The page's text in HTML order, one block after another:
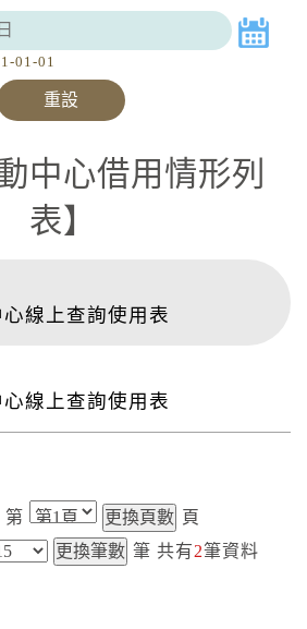
08月09日 23:00
台灣自來水公司
廠高壓電氣設備檢驗 等三合一工
台灣自來水公司
五谷王南街等巷弄汰換管線工
程，施工停水
台灣自來水公司
五谷王南街等巷弄汰換管線工
01-01
中心借用情形列
表
線上查詢使用表
線上查詢使用表
第
頁
筆 共有2筆資料